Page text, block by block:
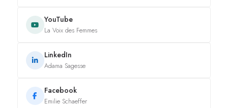
YouTube
La Voix des Femmes
LinkedIn
Adama Sagesse
Facebook
Emilie Schaeffer